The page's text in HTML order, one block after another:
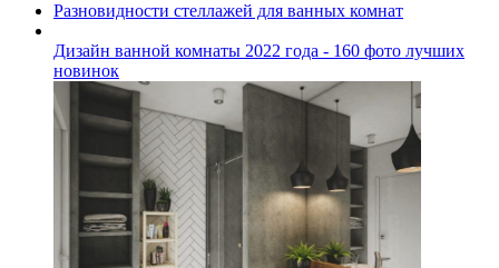
Разновидности стеллажей для ванных комнат
Дизайн ванной комнаты 2022 года - 160 фото лучших
новинок